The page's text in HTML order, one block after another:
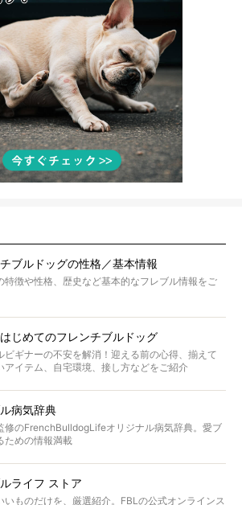
ブルドッグの性格／基本情報
特徴や性格、歴史など基本的なフレブル情報をご
じめてのフレンチブルドッグ
ビギナーの不安を解消！迎える前の心得、揃えて
アイテム、自宅環境、接し方などをご紹介
病気辞典
修のFrenchBulldogLifeオリジナル病気辞典。愛ブ
ための情報満載
ライフ ストア
いものだけを、厳選紹介。FBLの公式オンラインス